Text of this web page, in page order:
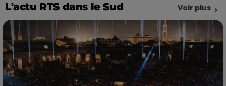
L'actu RTS dans le Sud Voir plus